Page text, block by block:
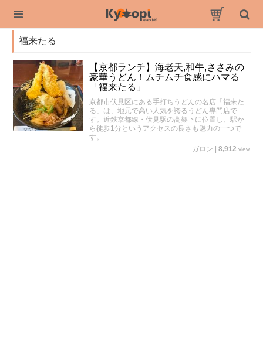
福来たる
【京都ランチ】海老天,和牛,ささみの
豪華うどん！ムチムチ食感にハマる
「福来たる」
京都市伏見区にある手打ちうどんの名店「福来た
る」は、地元で高い人気を誇るうどん専門店で
す。近鉄京都線・伏見駅の高架下に位置し、駅か
ら徒歩1分というアクセスの良さも魅力の一つで
す。
ガロン
8,912 view